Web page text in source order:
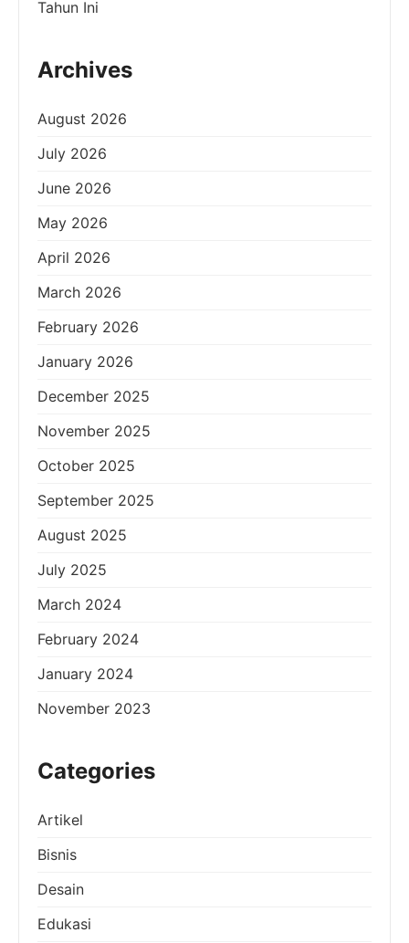
Tahun Ini
Archives
August 2026
July 2026
June 2026
May 2026
April 2026
March 2026
February 2026
January 2026
December 2025
November 2025
October 2025
September 2025
August 2025
July 2025
March 2024
February 2024
January 2024
November 2023
Categories
Artikel
Bisnis
Desain
Edukasi